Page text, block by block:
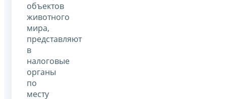
объектов
животного
мира,
представляют
в
налоговые
органы
по
месту